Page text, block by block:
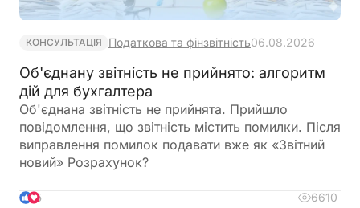
КОНСУЛЬТАЦІЯ Податкова та фінзвітність06.08.2026
Об'єднану звітність не прийнято: алгоритм
дій для бухгалтера
Об'єднана звітність не прийнята. Прийшло
повідомлення, що звітність містить помилки. Після
виправлення помилок подавати вже як «Звітний
новий» Розрахунок?
5
6610